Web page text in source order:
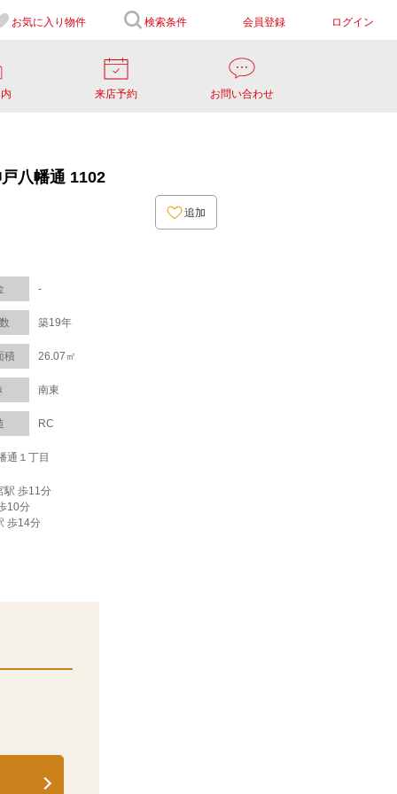
お気に入り 物件 検索条件 会員登録 ログイン
来店予約 お問い合わせ
八幡通 1102
追加
-
築19年
積 26.07㎡
南東
RC
通１丁目
駅 歩11分
10分
歩14分